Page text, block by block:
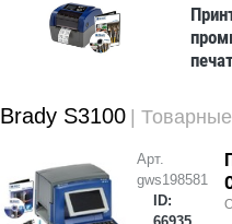
and
Brady S3100 |
Арт.
gws198581
ID: